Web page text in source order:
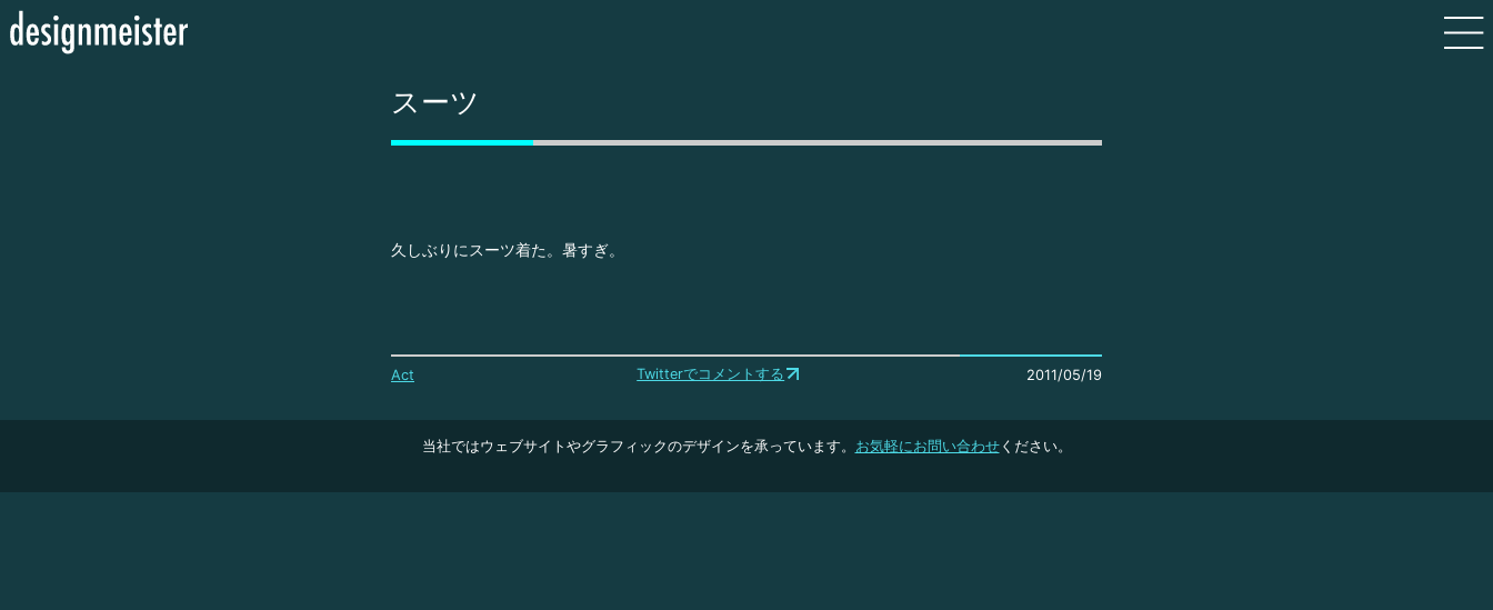
スーツ
久しぶりにスーツ着た。暑すぎ。
Act Twitterでコメントする 2011/05/19
当社ではウェブサイトやグラフィックのデザインを承っています。 お気軽にお問い合わせください。